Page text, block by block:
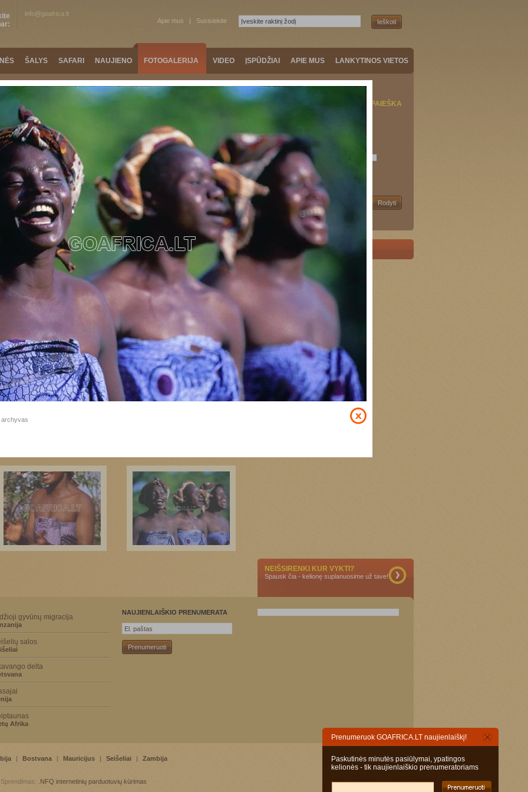
Apie mus Susisiekite
info@goafrica.lt
ŠALYS SAFARI NAUJIENOS FOTOGALERIJA VIDEO ĮSPŪDŽIAI APIE MUS LANKYTINOS VIETOS
KELIONIŲ PAIEŠKA
Šalis:
Kelionės data:
Kaina:
Ekskursija į Zambijos kaimą
ŠIAURINĖ AFRIKA KELIAUTOJŲ ĮSPŪDŽIAI
Zimbabvės kaimas
NEIŠSIRENKI KUR VYKTI?
Spausk čia - kelionę suplanuosime už tave!
gyvūnų migracija
salos
delta
Afrika
NAUJIENLAIŠKIO PRENUMERATA
| Bostvana | Mauricijus | Seišeliai |
Zambija
.NFQ internetinių parduotuvių kūrimas
Prenumeruok GOAFRICA.LT naujienlaiškį!
Paskutinės minutės pasiūlymai, ypatingos
kelionės - tik naujienlaiškio prenumeratoriams
archyvas